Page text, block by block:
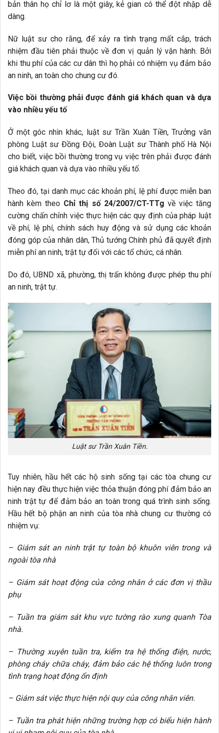
bản thân họ chỉ lơ là một giây, kẻ gian có thể đột nhập dễ
dàng.
Nữ luật sư cho rằng, để xảy ra tình trạng mất cắp, trách
nhiệm đầu tiên phải thuộc về đơn vị quản lý vận hành. Bởi
khi thu phí của các cư dân thì họ phải có nhiệm vụ đảm bảo
an ninh, an toàn cho chung cư đó.
Việc bồi thường phải được đánh giá khách quan và dựa
vào nhiều yếu tố
Ở một góc nhìn khác, luật sư Trần Xuân Tiền, Trưởng văn
phòng Luật sư Đồng Đội, Đoàn Luật sư Thành phố Hà Nội
cho biết, việc bồi thường trong vụ việc trên phải được đánh
giá khách quan và dựa vào nhiều yếu tố.
Theo đó, tại danh mục các khoản phí, lệ phí được miễn ban
hành kèm theo Chỉ thị số 24/2007/CT-TTg về việc tăng
cường chấn chỉnh việc thực hiện các quy định của pháp luật
về phí, lệ phí, chính sách huy động và sử dụng các khoản
đóng góp của nhân dân, Thủ tướng Chính phủ đã quyết định
miễn phí an ninh, trật tự đối với các tổ chức, cá nhân.
Do đó, UBND xã, phường, thị trấn không được phép thu phí
an ninh, trật tự.
Luật sư Trần Xuân Tiền.
Tuy nhiên, hầu hết các hộ sinh sống tại các tòa chung cư
hiện nay đều thực hiện việc thỏa thuận đóng phí đảm bảo an
ninh trật tự để đảm bảo an toàn trong quá trình sinh sống.
Hầu hết bộ phận an ninh của tòa nhà chung cư thường có
nhiệm vụ:
– Giám sát an ninh trật tự toàn bộ khuôn viên trong và
ngoài tòa nhà
– Giám sát hoạt động của công nhân ở các đơn vị thầu
phụ
– Tuần tra giám sát khu vực tường rào xung quanh Tòa
nhà.
– Thường xuyên tuần tra, kiểm tra hệ thống điện, nước,
phòng cháy chữa cháy, đảm bảo các hệ thống luôn trong
tình trạng hoạt động ổn định
– Giám sát việc thực hiện nội quy của công nhân viên.
– Tuần tra phát hiện những trường hợp có biểu hiện hành